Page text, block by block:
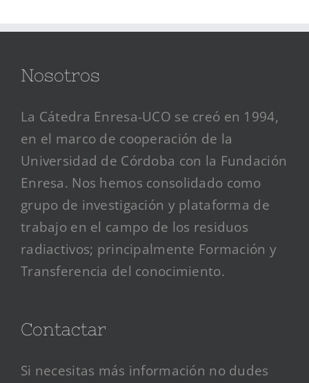
Nosotros
La Cátedra Enresa-UCO se creó en 1994,
en el marco de cooperación de la
Universidad de Córdoba con la Fundación
Enresa. Nos hemos consolidado como
grupo de investigación y plataforma de
trabajo en el campo de los residuos
radiactivos; principalmente Formación y
Transferencia del conocimiento.
Contactar
Si necesitas más información no dudes